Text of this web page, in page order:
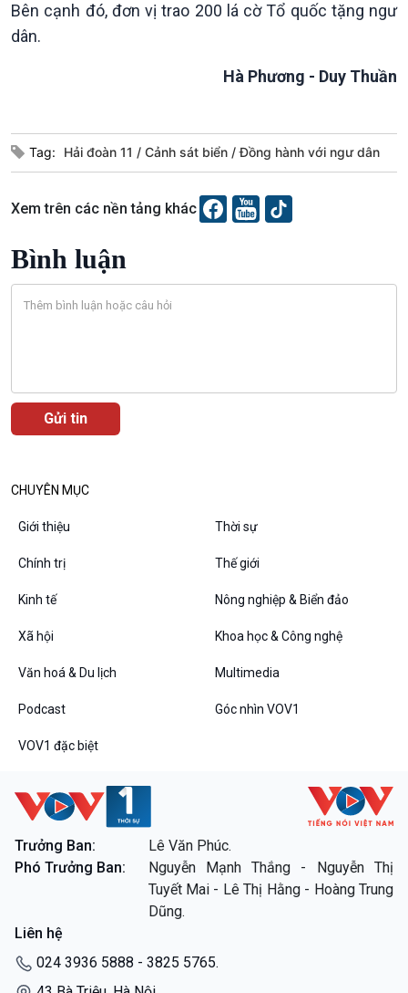
Văn hoá & Du lịch
Ảnh
E-Magazine
Chân dung cuộc sống
Các chương trình đặc biệt
Bên cạnh đó, đơn vị trao 200 lá cờ Tổ quốc tặng ngư
dân.
Hà Phương - Duy Thuần
Tag: Hải đoàn 11 Cảnh sát biển Đồng hành với ngư dân
Xem trên các nền tảng khác
Bình luận
CHUYÊN MỤC
Giới thiệu Thời sự
Chính trị Thế giới
Kinh tế Nông nghiệp & Biển đảo
Xã hội Khoa học & Công nghệ
Văn hoá & Du lịch Multimedia
Podcast Góc nhìn VOV1
VOV1 đặc biệt
Trưởng Ban:
Lê Văn Phúc.
Phó Trưởng Ban:
Nguyễn Mạnh Thắng - Nguyễn Thị
Tuyết Mai - Lê Thị Hằng - Hoàng Trung
Dũng.
Liên hệ
024 3936 5888 - 3825 5765.